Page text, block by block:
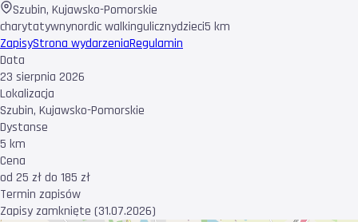
Szubin, Kujawsko-Pomorskie
charytatywnynordic walkingulicznydzieci5 km
ZapisyStrona wydarzeniaRegulamin
Data
23 sierpnia 2026
Lokalizacja
Szubin, Kujawsko-Pomorskie
Dystanse
5 km
Cena
od 25 zł do 185 zł
Termin zapisów
Zapisy zamknięte (31.07.2026)